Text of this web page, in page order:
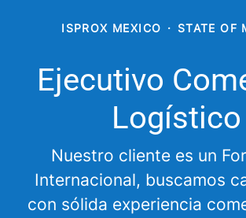
ISPROX MEXICO · STATE OF
Ejecutivo
Logístico
Nuestro cliente es un
Internacional, buscamos
con sólida experiencia